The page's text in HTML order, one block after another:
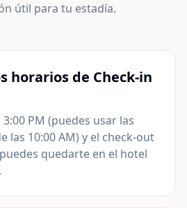
útil para tu estadía.
horarios de Check-in
3:00 PM (puedes usar las
las 10:00 AM) y el check-out
quedarte en el hotel